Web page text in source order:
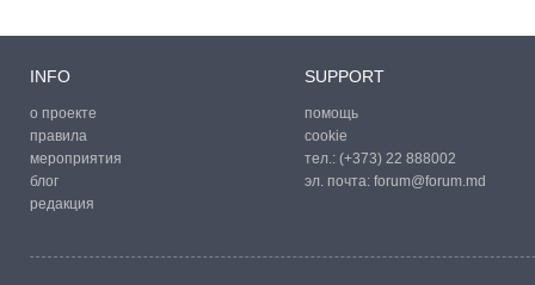
INFO
о проекте
правила
мероприятия
блог
редакция
SUPPORT
помощь
cookie
тел.: (+373) 22 888002
эл. почта: forum@forum.md